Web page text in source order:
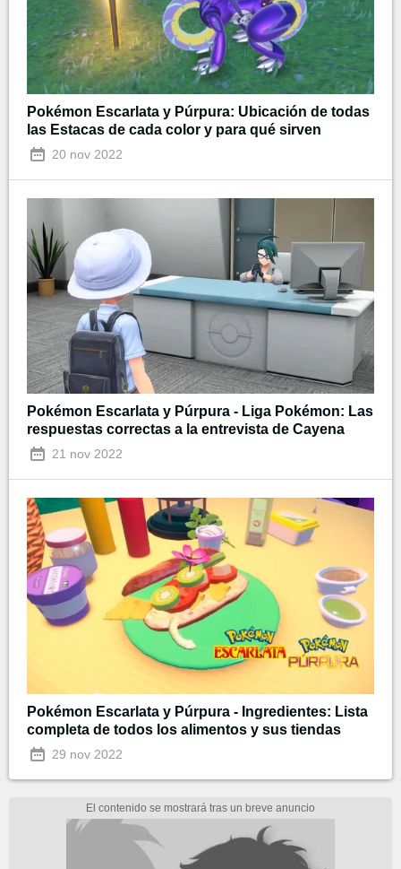
Pokémon Escarlata y Púrpura: Ubicación de todas
las Estacas de cada color y para qué sirven
20 nov 2022
Pokémon Escarlata y Púrpura - Liga Pokémon: Las
respuestas correctas a la entrevista de Cayena
21 nov 2022
Pokémon Escarlata y Púrpura - Ingredientes: Lista
completa de todos los alimentos y sus tiendas
29 nov 2022